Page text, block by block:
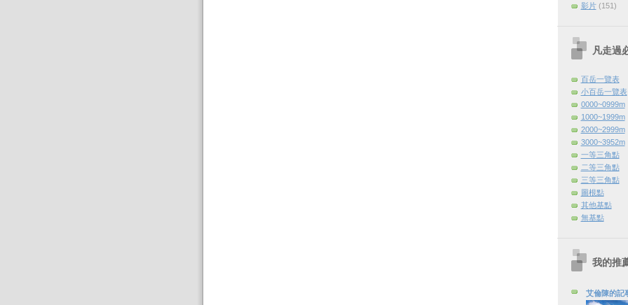
影片 (151)
凡走過
百岳一覽表
小百岳一覽表
0000~0999m
1000~1999m
2000~2999m
3000~3952m
一等三角點
二等三角點
三等三角點
圖根點
其他基點
無基點
我的推
艾倫陳的記